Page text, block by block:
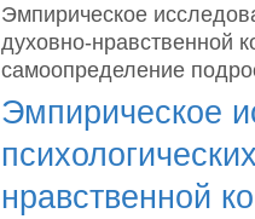
Эмпирическое
духовно-нравственной
самоопределение
Эмпирическое
нравственной